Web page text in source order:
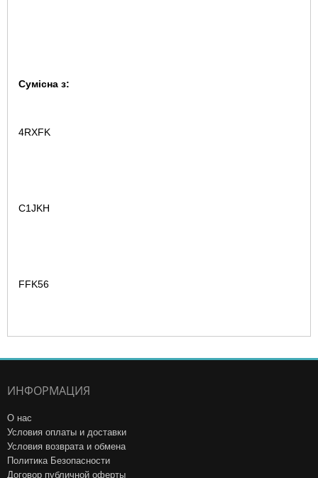
Сумісна з:
4RXFK
C1JKH
FFK56
ИНФОРМАЦИЯ
О нас
Условия оплаты и доставки
Условия возврата и обмена
Политика Безопасности
Договор публичной оферты